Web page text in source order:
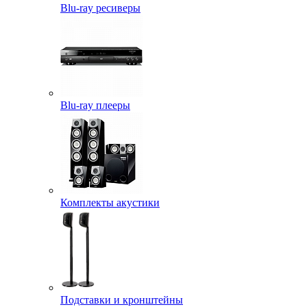
Blu-ray ресиверы
Blu-ray плееры
Комплекты акустики
Подставки и кронштейны